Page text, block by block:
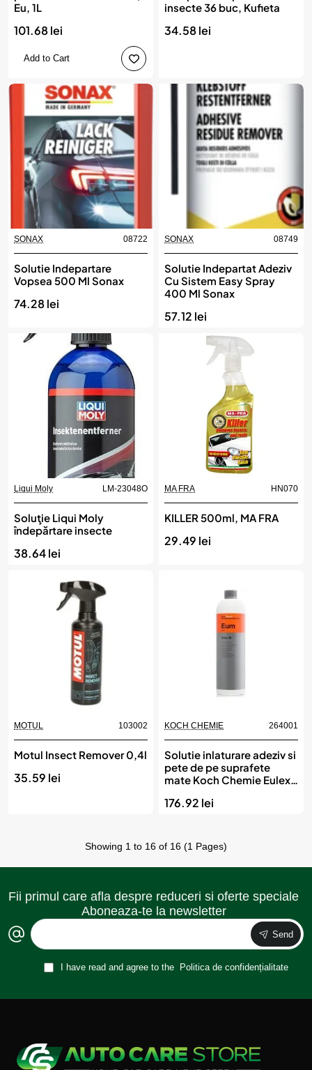
Eu, 1L
101.68 lei
Add to Cart
insecte 36 buc, Kufieta
34.58 lei
SONAX 08722
Solutie Indepartare
Vopsea 500 Ml Sonax
74.28 lei
SONAX 08749
Solutie Indepartat Adeziv
Cu Sistem Easy Spray
400 Ml Sonax
57.12 lei
Liqui Moly LM-23048O
Soluţie Liqui Moly
îndepărtare insecte
38.64 lei
MA FRA HN070
KILLER 500ml, MA FRA
29.49 lei
MOTUL 103002
Motul Insect Remover 0,4l
35.59 lei
KOCH CHEMIE 264001
Solutie inlaturare adeziv si
pete de pe suprafete
mate Koch Chemie Eulex
176.92 lei
Showing 1 to 16 of 16 (1 Pages)
Fii primul care afla despre reduceri si oferte speciale
Aboneaza-te la newsletter
Send
I have read and agree to the Politica de confidențialitate